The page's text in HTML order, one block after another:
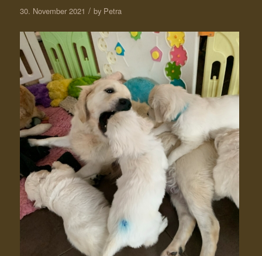
30. November 2021 / by Petra